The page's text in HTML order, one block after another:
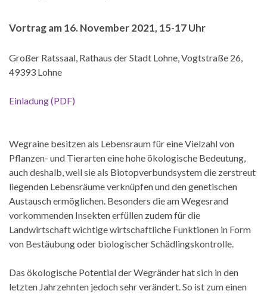
Vortrag am 16. November 2021, 15-17 Uhr
Großer Ratssaal, Rathaus der Stadt Lohne, Vogtstraße 26,
49393 Lohne
Einladung (PDF)
Wegraine besitzen als Lebensraum für eine Vielzahl von
Pflanzen- und Tierarten eine hohe ökologische Bedeutung,
auch deshalb, weil sie als Biotopverbundsystem die zerstreut
liegenden Lebensräume verknüpfen und den genetischen
Austausch ermöglichen. Besonders die am Wegesrand
vorkommenden Insekten erfüllen zudem für die
Landwirtschaft wichtige wirtschaftliche Funktionen in Form
von Bestäubung oder biologischer Schädlingskontrolle.
Das ökologische Potential der Wegränder hat sich in den
letzten Jahrzehnten jedoch sehr verändert. So ist zum einen